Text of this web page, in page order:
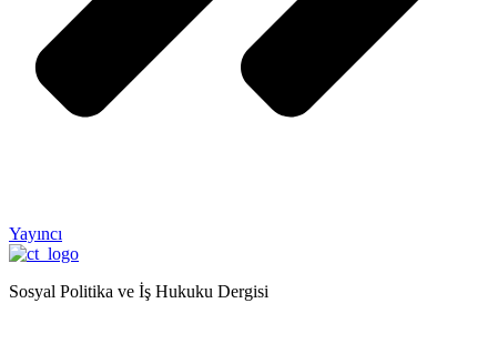
Yayıncı
Sosyal Politika ve İş Hukuku Dergisi